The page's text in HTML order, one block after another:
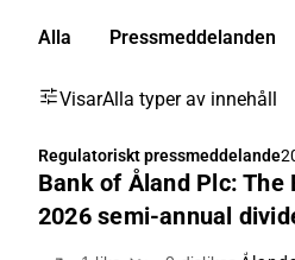
Alla Pressmeddelanden
VisarAlla typer av innehåll
Regulatoriskt pressmeddelande
Bank of Åland Plc:
2026 semi-annual